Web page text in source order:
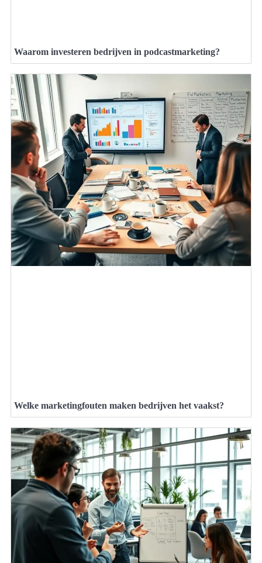
Waarom investeren bedrijven in podcastmarketing?
Welke marketingfouten maken bedrijven het vaakst?